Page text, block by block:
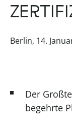
Berlin, 14.
Der
begehrte